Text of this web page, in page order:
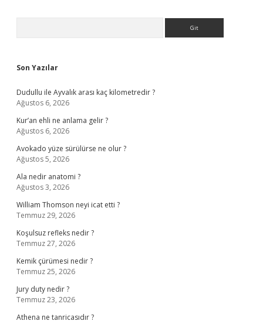
Son Yazılar
Dudullu ile Ayvalık arası kaç kilometredir ?
Ağustos 6, 2026
Kur’an ehli ne anlama gelir ?
Ağustos 6, 2026
Avokado yüze sürülürse ne olur ?
Ağustos 5, 2026
Ala nedir anatomi ?
Ağustos 3, 2026
William Thomson neyi icat etti ?
Temmuz 29, 2026
Koşulsuz refleks nedir ?
Temmuz 27, 2026
Kemik çürümesi nedir ?
Temmuz 25, 2026
Jury duty nedir ?
Temmuz 23, 2026
Athena ne tanricasıdır ?